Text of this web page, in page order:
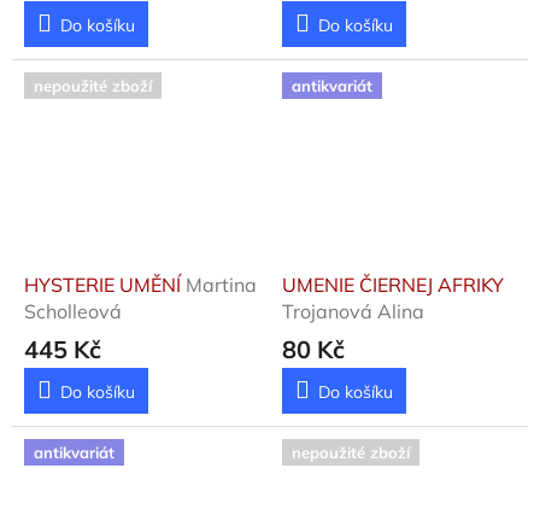
Do košíku Do košíku
nepoužité zboží
HYSTERIE UMĚNÍ Martina
Scholleová
445 Kč
Do košíku
antikvariát
UMENIE ČIERNEJ AFRIKY
Trojanová Alina
80 Kč
Do košíku
antikvariát nepoužité zboží